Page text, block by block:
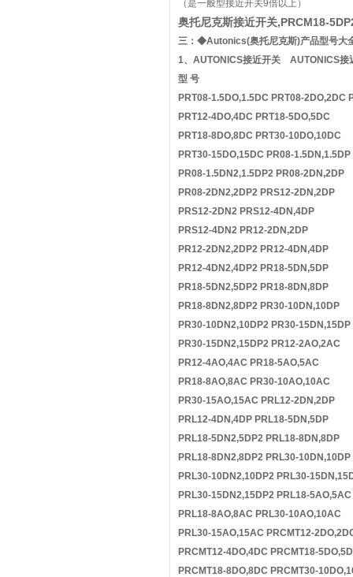
（是一般型接近开关9倍以上）
奥托尼克斯接近开关,PRCM18-
三：◆Autonics(奥托尼克斯)产品型号大
1、AUTONICS接近开关 AUTONICS接
型 号
PRT08-1.5DO,1.5DC PRT08-2DO,2DC
PRT12-4DO,4DC PRT18-5DO,5DC
PRT18-8DO,8DC PRT30-10DO,10DC
PRT30-15DO,15DC PR08-1.5DN,1.5DP
PR08-1.5DN2,1.5DP2 PR08-2DN,2DP
PR08-2DN2,2DP2 PRS12-2DN,2DP
PRS12-2DN2 PRS12-4DN,4DP
PRS12-4DN2 PR12-2DN,2DP
PR12-2DN2,2DP2 PR12-4DN,4DP
PR12-4DN2,4DP2 PR18-5DN,5DP
PR18-5DN2,5DP2 PR18-8DN,8DP
PR18-8DN2,8DP2 PR30-10DN,10DP
PR30-10DN2,10DP2 PR30-15DN,15DP
PR30-15DN2,15DP2 PR12-2AO,2AC
PR12-4AO,4AC PR18-5AO,5AC
PR18-8AO,8AC PR30-10AO,10AC
PR30-15AO,15AC PRL12-2DN,2DP
PRL12-4DN,4DP PRL18-5DN,5DP
PRL18-5DN2,5DP2 PRL18-8DN,8DP
PRL18-8DN2,8DP2 PRL30-10DN,10DP
PRL30-10DN2,10DP2 PRL30-
PRL30-15DN2,15DP2 PRL18-5AO,5AC
PRL18-8AO,8AC PRL30-10AO,10AC
PRL30-15AO,15AC PRCMT12-
PRCMT12-4DO,4DC PRCMT18-
PRCMT18-8DO,8DC PRCMT30-